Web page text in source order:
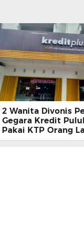
2 Wanita Divonis
Gegara Kredit
Pakai KTP Orang
Kredit Plus